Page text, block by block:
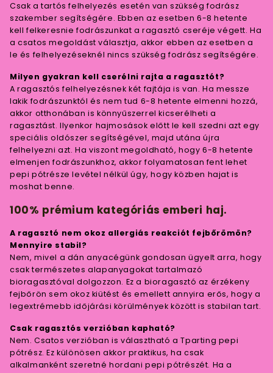
Csak a tartós felhelyezés esetén van szükség fodrász
szakember segítségére. Ebben az esetben 6-8 hetente
kell felkeresnie fodrászunkat a ragasztó cseréje végett. Ha
a csatos megoldást választja, akkor ebben az esetben a
le és felhelyezéseknél nincs szükség fodrász segítségére.
Milyen gyakran kell cserélni rajta a ragasztót?
A ragasztós felhelyezésnek két fajtája is van. Ha messze
lakik fodrászunktól és nem tud 6-8 hetente elmenni hozzá,
akkor otthonában is könnyűszerrel kicserélheti a
ragasztást. Ilyenkor hajmosások előtt le kell szedni azt egy
speciális oldószer segítségével, majd utána újra
felhelyezni azt. Ha viszont megoldható, hogy 6-8 hetente
elmenjen fodrászunkhoz, akkor folyamatosan fent lehet
pepi pótrésze levétel nélkül úgy, hogy közben hajat is
moshat benne.
100% prémium kategóriás emberi haj.
A ragasztó nem okoz allergiás reakciót fejbőrömön?
Mennyire stabil?
Nem, mivel a dán anyacégünk gondosan ügyelt arra, hogy
csak természetes alapanyagokat tartalmazó
bioragasztóval dolgozzon. Ez a bioragasztó az érzékeny
fejbőrön sem okoz kiütést és emellett annyira erős, hogy a
legextrémebb időjárási körülmények között is stabilan tart.
Csak ragasztós verzióban kapható?
Nem. Csatos verzióban is választható a Tparting pepi
pótrész. Ez különösen akkor praktikus, ha csak
alkalmanként szeretné hordani pepi pótrészét. Ha a